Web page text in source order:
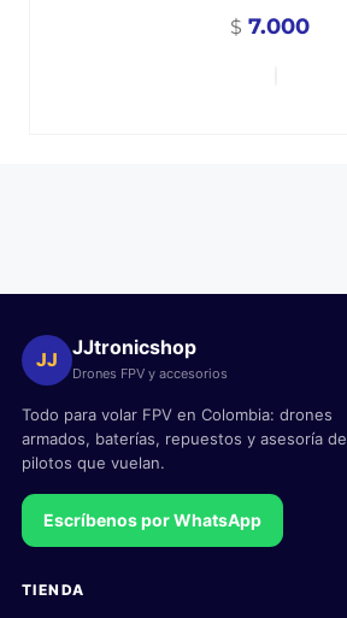
$ 7.000
JJ
JJtronicshop
Drones FPV y accesorios
Todo para volar FPV en Colombia: drones
armados, baterías, repuestos y asesoría de
pilotos que vuelan.
Escríbenos por WhatsApp
TIENDA